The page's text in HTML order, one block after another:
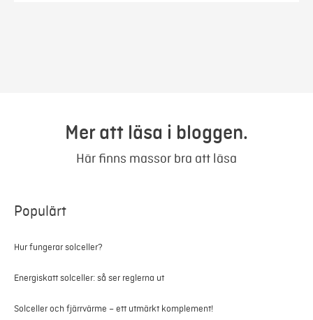
Mer att läsa i bloggen.
Här finns massor bra att läsa
Populärt
Hur fungerar solceller?
Energiskatt solceller: så ser reglerna ut
Solceller och fjärrvärme – ett utmärkt komplement!